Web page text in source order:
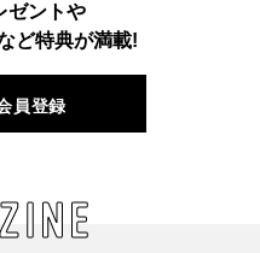
ゼントや
ど特典が満載!
員登録